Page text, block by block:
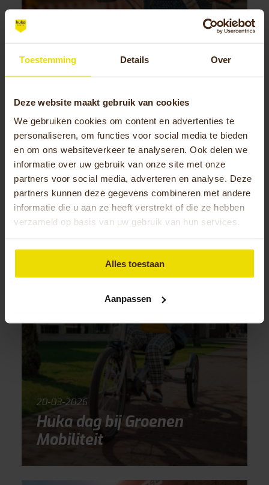
Toestemming Details Over
Deze website maakt gebruik van cookies
We gebruiken cookies om content en advertenties te
personaliseren, om functies voor social media te bieden
en om ons websiteverkeer te analyseren. Ook delen we
informatie over uw gebruik van onze site met onze
partners voor social media, adverteren en analyse. Deze
partners kunnen deze gegevens combineren met andere
informatie die u aan ze heeft verstrekt of die ze hebben
verzameld op basis van uw gebruik van hun services.
Alles toestaan
Aanpassen
27-03-2026
Huka dag bij De Graaf
Mobiliteit & Welzijn
Events
20-03-2026
Huka dag bij Groenen
Mobiliteit